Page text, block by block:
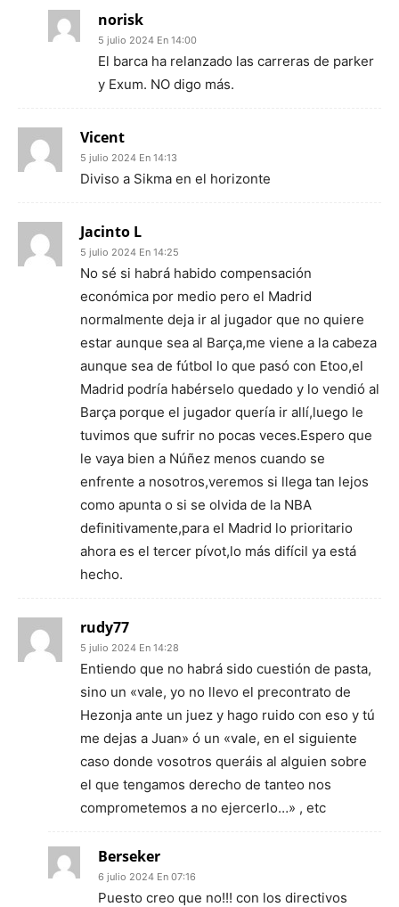
norisk
5 julio 2024 En 14:00
El barca ha relanzado las carreras de parker
y Exum. NO digo más.
Vicent
5 julio 2024 En 14:13
Diviso a Sikma en el horizonte
Jacinto L
5 julio 2024 En 14:25
No sé si habrá habido compensación
económica por medio pero el Madrid
normalmente deja ir al jugador que no quiere
estar aunque sea al Barça,me viene a la cabeza
aunque sea de fútbol lo que pasó con Etoo,el
Madrid podría habérselo quedado y lo vendió al
Barça porque el jugador quería ir allí,luego le
tuvimos que sufrir no pocas veces.Espero que
le vaya bien a Núñez menos cuando se
enfrente a nosotros,veremos si llega tan lejos
como apunta o si se olvida de la NBA
definitivamente,para el Madrid lo prioritario
ahora es el tercer pívot,lo más difícil ya está
hecho.
rudy77
5 julio 2024 En 14:28
Entiendo que no habrá sido cuestión de pasta,
sino un «vale, yo no llevo el precontrato de
Hezonja ante un juez y hago ruido con eso y tú
me dejas a Juan» ó un «vale, en el siguiente
caso donde vosotros queráis al alguien sobre
el que tengamos derecho de tanteo nos
comprometemos a no ejercerlo…» , etc
Berseker
6 julio 2024 En 07:16
Puesto creo que no!!! con los directivos